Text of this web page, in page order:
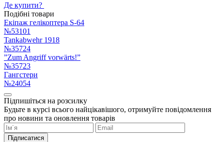
Де купити?
Подібні товари
Екіпаж гелікоптера S-64
№53101
Tankabwehr 1918
№35724
”Zum Angriff vorwärts!”
№35723
Гангстери
№24054
Підпишіться на розсилку
Будьте в курсі всього найцікавішого, отримуйте повідомлення
про новини та оновлення товарів
Підписатися